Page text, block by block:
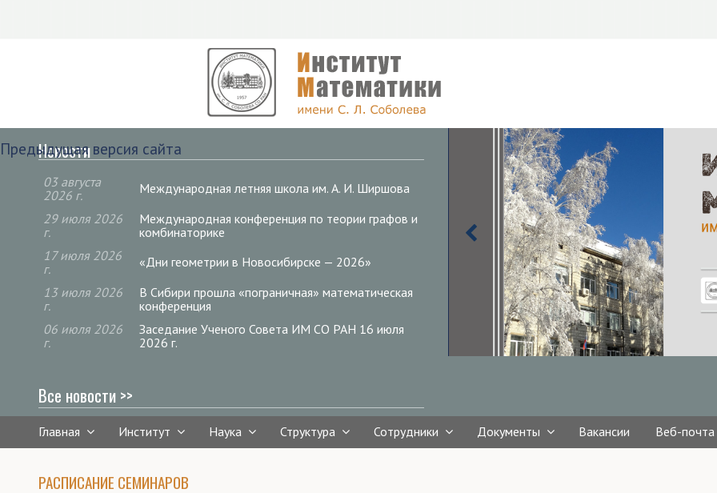
Предыдущая версия сайта
Новости
03 августа
2026 г.
Международная летняя школа им. А. И. Ширшова
29 июля 2026
г.
Международная конференция по теории графов и
комбинаторике
17 июля 2026
г.
«Дни геометрии в Новосибирске — 2026»
13 июля 2026
г.
В Сибири прошла «пограничная» математическая
конференция
06 июля 2026
г.
Заседание Ученого Совета ИМ СО РАН 16 июля
2026 г.
Все новости >>
Главная Институт Наука Структура Сотрудники Документы Вакансии Веб-почта
РАСПИСАНИЕ СЕМИНАРОВ